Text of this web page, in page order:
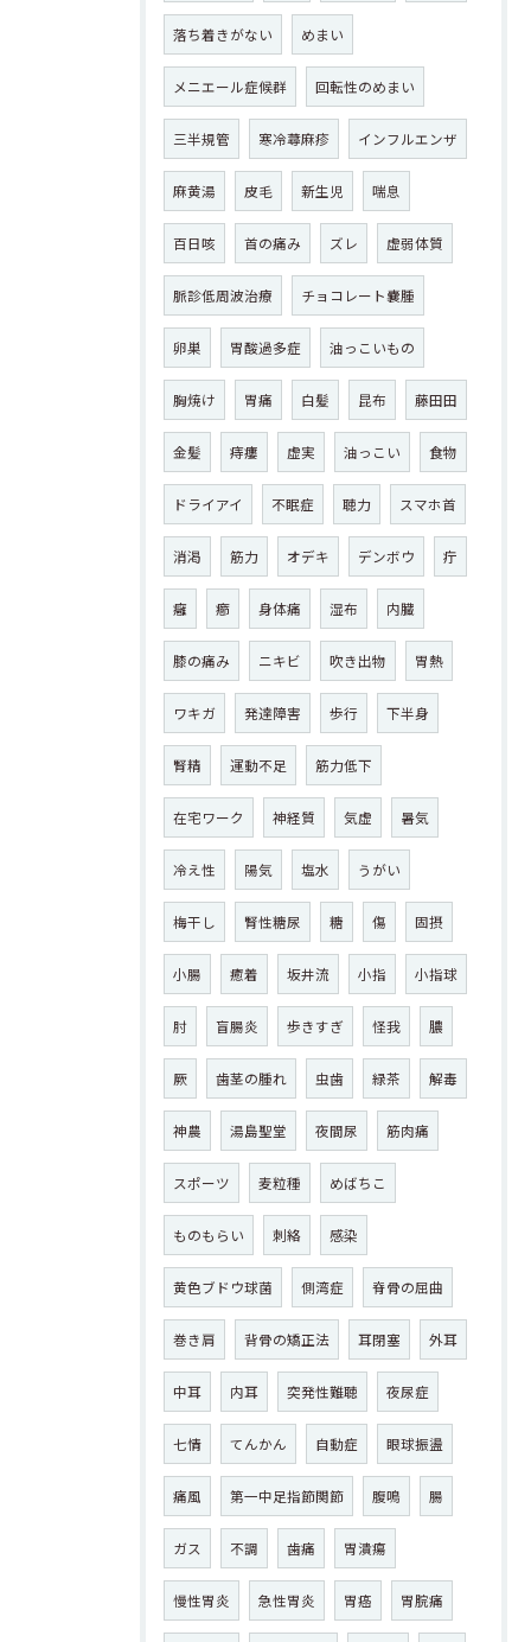
落ち着きがない めまい
メニエール症候群 回転性のめまい
三半規管 寒冷蕁麻疹 インフルエンザ
麻黄湯 皮毛 新生児 喘息
百日咳 首の痛み ズレ 虚弱体質
脈診低周波治療 チョコレート嚢腫
卵巣 胃酸過多症 油っこいもの
胸焼け 胃痛 白髪 昆布 藤田田
金髪 痔瘻 虚実 油っこい 食物
ドライアイ 不眠症 聴力 スマホ首
消渇 筋力 オデキ デンボウ 疔
癰 癤 身体痛 湿布 内臓
膝の痛み ニキビ 吹き出物 胃熱
ワキガ 発達障害 歩行 下半身
腎精 運動不足 筋力低下
在宅ワーク 神経質 気虚 暑気
冷え性 陽気 塩水 うがい
梅干し 腎性糖尿 糖 傷 固摂
小腸 癒着 坂井流 小指 小指球
肘 盲腸炎 歩きすぎ 怪我 膿
厥 歯茎の腫れ 虫歯 緑茶 解毒
神農 湯島聖堂 夜間尿 筋肉痛
スポーツ 麦粒種 めばちこ
ものもらい 刺絡 感染
黄色ブドウ球菌 側湾症 脊骨の屈曲
巻き肩 背骨の矯正法 耳閉塞 外耳
中耳 内耳 突発性難聴 夜尿症
七情 てんかん 自動症 眼球振盪
痛風 第一中足指節関節 腹鳴 腸
ガス 不調 歯痛 胃潰瘍
慢性胃炎 急性胃炎 胃癌 胃脘痛